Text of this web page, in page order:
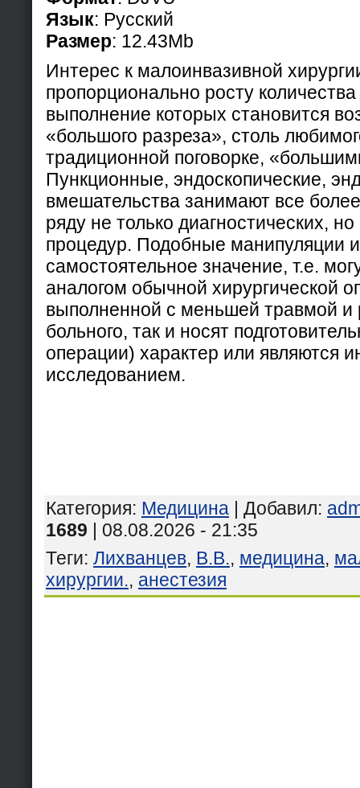
Язык: Русский
Размер: 12.43Mb
Интерес к малоинвазивной
пропорционально росту
выполнение которых становится
«большого разреза», столь
традиционной поговорке,
Пункционные, эндоскопические,
вмешательства занимают все
ряду не только диагностических,
процедур. Подобные манипуляции
самостоятельное значение, т.е.
аналогом обычной хирургической
выполненной с меньшей травмой и
больного, так и носят
операции) характер или являются
исследованием.
Категория: Медицина | Добавил:
1689 | 08.08.2026 - 21:35
Теги: Лихванцев, В.В., медицина,
хирургии., анестезия